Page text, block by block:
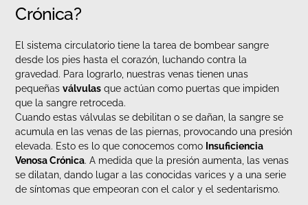
Crónica?
El sistema circulatorio tiene la tarea de bombear sangre
desde los pies hasta el corazón, luchando contra la
gravedad. Para lograrlo, nuestras venas tienen unas
pequeñasválvulas que actúan como puertas que impiden
que la sangre retroceda.
Cuando estas válvulas se debilitan o se dañan, la sangre se
acumula en las venas de las piernas, provocando una presión
elevada. Esto es lo que conocemos como Insuficiencia
Venosa Crónica. A medida que la presión aumenta, las venas
se dilatan, dando lugar a las conocidas varices y a una serie
de síntomas que empeoran con el calor y el sedentarismo.